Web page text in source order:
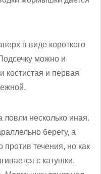
в виде короткого
можно и
костистая и первая
несколько иная.
берегу, а
течения, но как
с катушки,